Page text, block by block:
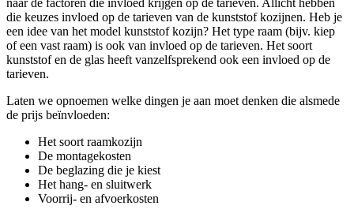
naar de factoren die invloed krijgen op de tarieven. Allicht hebben
die keuzes invloed op de tarieven van de kunststof kozijnen. Heb je
een idee van het model kunststof kozijn? Het type raam (bijv. kiep
of een vast raam) is ook van invloed op de tarieven. Het soort
kunststof en de glas heeft vanzelfsprekend ook een invloed op de
tarieven.
Laten we opnoemen welke dingen je aan moet denken die alsmede
de prijs beïnvloeden:
Het soort raamkozijn
De montagekosten
De beglazing die je kiest
Het hang- en sluitwerk
Voorrij- en afvoerkosten